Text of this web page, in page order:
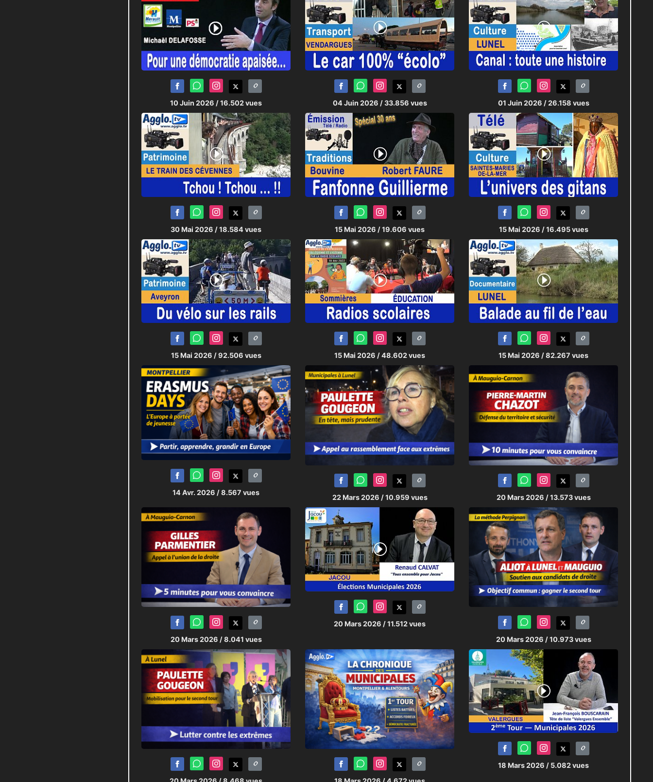
10 Juin 2026 / 16.502 vues 04 Juin 2026 / 33.856 vues 01 Juin 2026 / 26.158 vues
30 Mai 2026 / 18.584 vues 15 Mai 2026 / 19.606 vues 15 Mai 2026 / 16.495 vues
15 Mai 2026 / 92.506 vues 15 Mai 2026 / 48.602 vues 15 Mai 2026 / 82.267 vues
14 Avr. 2026 / 8.567 vues
22 Mars 2026 / 10.959 vues 20 Mars 2026 / 13.573 vues
20 Mars 2026 / 8.041 vues
20 Mars 2026 / 11.512 vues
20 Mars 2026 / 10.973 vues
18 Mars 2026 / 5.082 vues